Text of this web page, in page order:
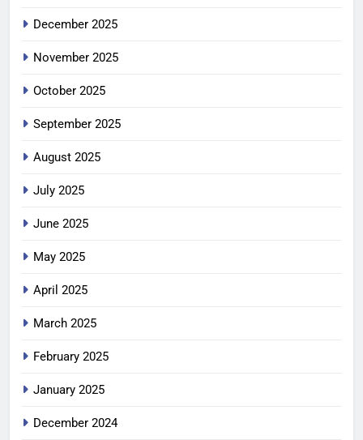
December 2025
November 2025
October 2025
September 2025
August 2025
July 2025
June 2025
May 2025
April 2025
March 2025
February 2025
January 2025
December 2024